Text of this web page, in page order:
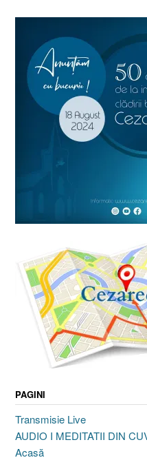
PAGINI
Transmisie Live
AUDIO I MEDITATII DIN
Acasă